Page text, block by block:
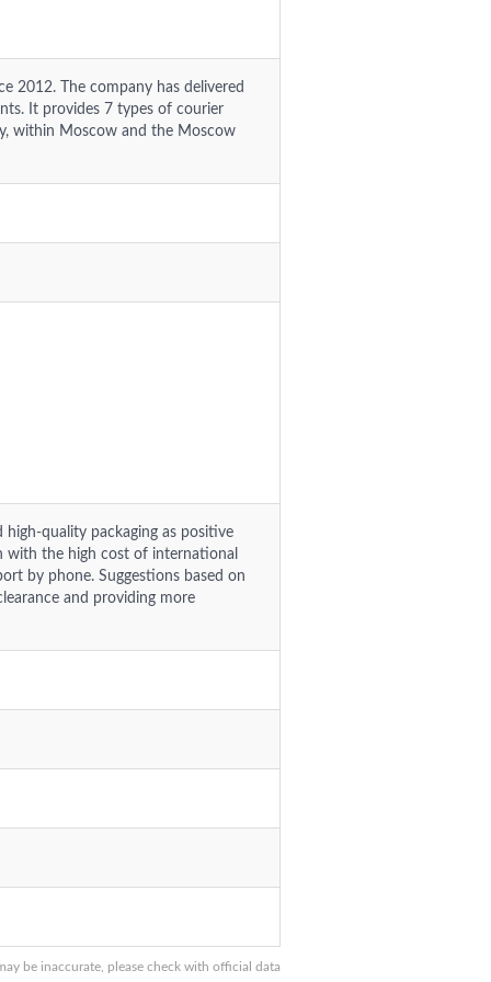
be inaccurate, please check with official data
2012. The company has delivered
It provides 7 types of courier
within Moscow and the Moscow
quality packaging as positive
with the high cost of international
by phone. Suggestions based on
and providing more